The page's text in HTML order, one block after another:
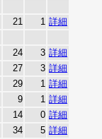
21 1 詳細
24 3 詳細
27 3 詳細
29 1 詳細
9 1 詳細
14 0 詳細
34 5 詳細